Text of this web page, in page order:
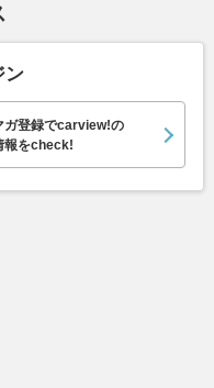
ン
ガ登録でcarview!の
報をcheck!